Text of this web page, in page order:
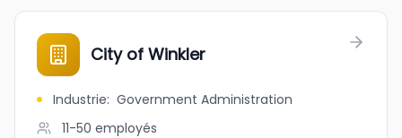
City of Winkler
Industrie: Government Administration
11-50 employés